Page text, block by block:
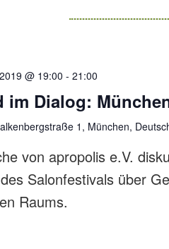
@ 19:00 - 21:00
im Dialog:
1, München,
von apropolis e.V.
Salonfestivals über
Raums.